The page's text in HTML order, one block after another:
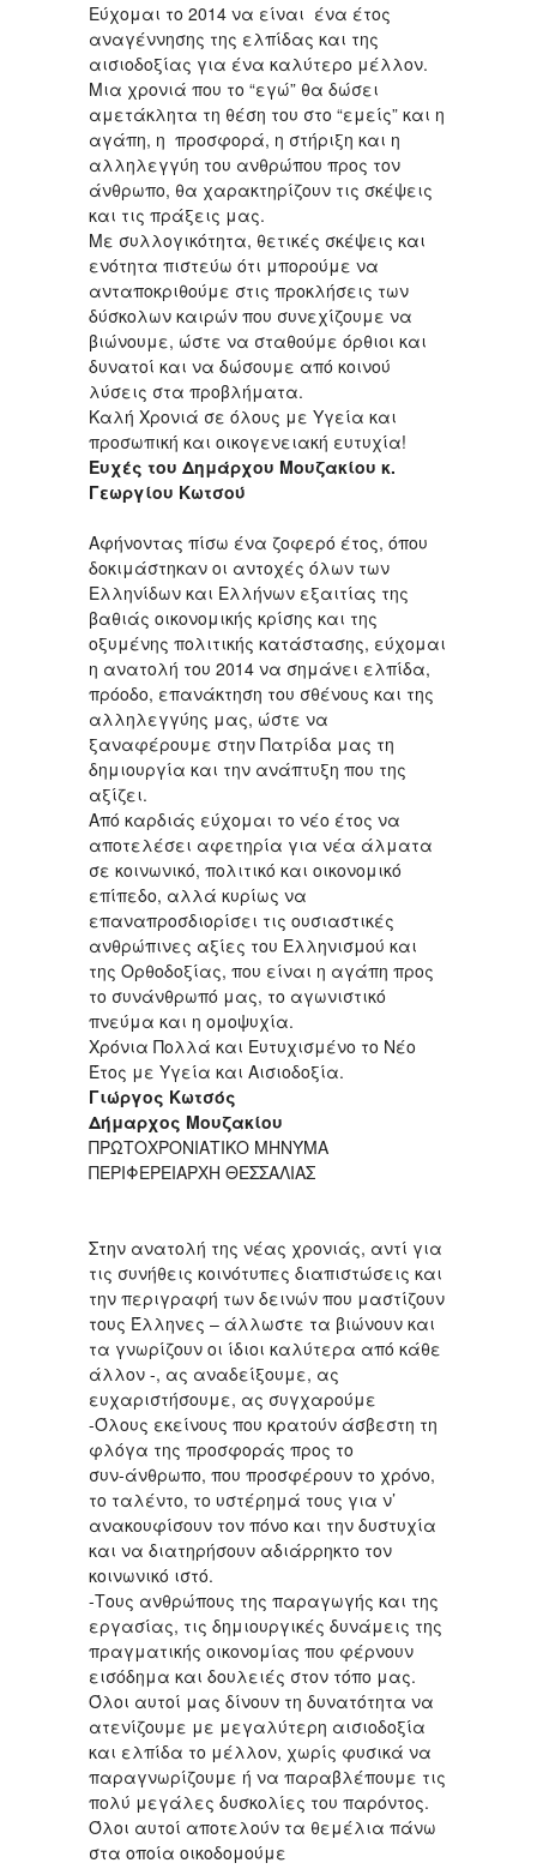
Εύχομαι το 2014 να είναι ένα έτος
αναγέννησης της ελπίδας και της
αισιοδοξίας για ένα καλύτερο μέλλον.
Μια χρονιά που το “εγώ” θα δώσει
αμετάκλητα τη θέση του στο “εμείς” και η
αγάπη, η προσφορά, η στήριξη και η
αλληλεγγύη του ανθρώπου προς τον
άνθρωπο, θα χαρακτηρίζουν τις σκέψεις
και τις πράξεις μας.
Με συλλογικότητα, θετικές σκέψεις και
ενότητα πιστεύω ότι μπορούμε να
ανταποκριθούμε στις προκλήσεις των
δύσκολων καιρών που συνεχίζουμε να
βιώνουμε, ώστε να σταθούμε όρθιοι και
δυνατοί και να δώσουμε από κοινού
λύσεις στα προβλήματα.
Καλή Χρονιά σε όλους με Υγεία και
προσωπική και οικογενειακή ευτυχία!
Ευχές του Δημάρχου Μουζακίου κ.
Γεωργίου Κωτσού
Αφήνοντας πίσω ένα ζοφερό έτος, όπου
δοκιμάστηκαν οι αντοχές όλων των
Ελληνίδων και Ελλήνων εξαιτίας της
βαθιάς οικονομικής κρίσης και της
οξυμένης πολιτικής κατάστασης, εύχομαι
η ανατολή του 2014 να σημάνει ελπίδα,
πρόοδο, επανάκτηση του σθένους και της
αλληλεγγύης μας, ώστε να
ξαναφέρουμε στην Πατρίδα μας τη
δημιουργία και την ανάπτυξη που της
αξίζει.
Από καρδιάς εύχομαι το νέο έτος να
αποτελέσει αφετηρία για νέα άλματα
σε κοινωνικό, πολιτικό και οικονομικό
επίπεδο, αλλά κυρίως να
επαναπροσδιορίσει τις ουσιαστικές
ανθρώπινες αξίες του Ελληνισμού και
της Ορθοδοξίας, που είναι η αγάπη προς
το συνάνθρωπό μας, το αγωνιστικό
πνεύμα και η ομοψυχία.
Χρόνια Πολλά και Ευτυχισμένο το Νέο
Έτος με Υγεία και Αισιοδοξία.
Γιώργος Κωτσός
Δήμαρχος Μουζακίου
ΠΡΩΤΟΧΡΟΝΙΑΤΙΚΟ ΜΗΝΥΜΑ
ΠΕΡΙΦΕΡΕΙΑΡΧΗ ΘΕΣΣΑΛΙΑΣ
Στην ανατολή της νέας χρονιάς, αντί για
τις συνήθεις κοινότυπες διαπιστώσεις και
την περιγραφή των δεινών που μαστίζουν
τους Έλληνες – άλλωστε τα βιώνουν και
τα γνωρίζουν οι ίδιοι καλύτερα από κάθε
άλλον -, ας αναδείξουμε, ας
ευχαριστήσουμε, ας συγχαρούμε
-Όλους εκείνους που κρατούν άσβεστη τη
φλόγα της προσφοράς προς το
συν-άνθρωπο, που προσφέρουν το χρόνο,
το ταλέντο, το υστέρημά τους για ν’
ανακουφίσουν τον πόνο και την δυστυχία
και να διατηρήσουν αδιάρρηκτο τον
κοινωνικό ιστό.
-Τους ανθρώπους της παραγωγής και της
εργασίας, τις δημιουργικές δυνάμεις της
πραγματικής οικονομίας που φέρνουν
εισόδημα και δουλειές στον τόπο μας.
Όλοι αυτοί μας δίνουν τη δυνατότητα να
ατενίζουμε με μεγαλύτερη αισιοδοξία
και ελπίδα το μέλλον, χωρίς φυσικά να
παραγνωρίζουμε ή να παραβλέπουμε τις
πολύ μεγάλες δυσκολίες του παρόντος.
Όλοι αυτοί αποτελούν τα θεμέλια πάνω
στα οποία οικοδομούμε